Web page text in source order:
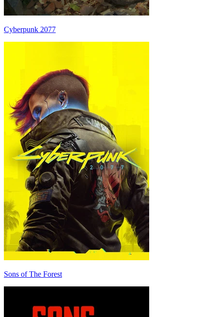
Cyberpunk 2077
Sons of The Forest